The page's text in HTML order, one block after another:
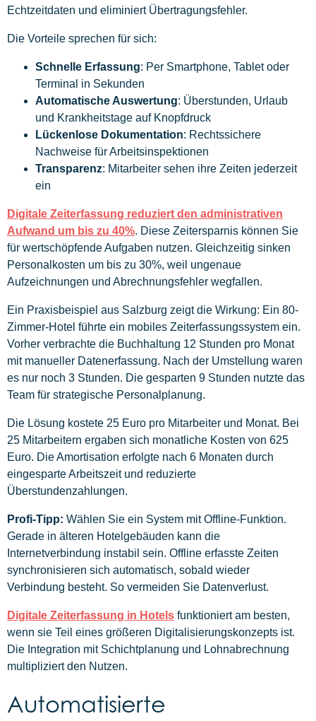
Echtzeitdaten und eliminiert Übertragungsfehler.
Die Vorteile sprechen für sich:
Schnelle Erfassung: Per Smartphone, Tablet oder
Terminal in Sekunden
Automatische Auswertung: Überstunden, Urlaub
und Krankheitstage auf Knopfdruck
Lückenlose Dokumentation: Rechtssichere
Nachweise für Arbeitsinspektionen
Transparenz: Mitarbeiter sehen ihre Zeiten jederzeit
ein
Digitale Zeiterfassung reduziert den administrativen
Aufwand um bis zu 40%. Diese Zeitersparnis können Sie
für wertschöpfende Aufgaben nutzen. Gleichzeitig sinken
Personalkosten um bis zu 30%, weil ungenaue
Aufzeichnungen und Abrechnungsfehler wegfallen.
Ein Praxisbeispiel aus Salzburg zeigt die Wirkung: Ein 80-
Zimmer-Hotel führte ein mobiles Zeiterfassungssystem ein.
Vorher verbrachte die Buchhaltung 12 Stunden pro Monat
mit manueller Datenerfassung. Nach der Umstellung waren
es nur noch 3 Stunden. Die gesparten 9 Stunden nutzte das
Team für strategische Personalplanung.
Die Lösung kostete 25 Euro pro Mitarbeiter und Monat. Bei
25 Mitarbeitern ergaben sich monatliche Kosten von 625
Euro. Die Amortisation erfolgte nach 6 Monaten durch
eingesparte Arbeitszeit und reduzierte
Überstundenzahlungen.
Profi-Tipp: Wählen Sie ein System mit Offline-Funktion.
Gerade in älteren Hotelgebäuden kann die
Internetverbindung instabil sein. Offline erfasste Zeiten
synchronisieren sich automatisch, sobald wieder
Verbindung besteht. So vermeiden Sie Datenverlust.
Digitale Zeiterfassung in Hotels funktioniert am besten,
wenn sie Teil eines größeren Digitalisierungskonzepts ist.
Die Integration mit Schichtplanung und Lohnabrechnung
multipliziert den Nutzen.
Automatisierte